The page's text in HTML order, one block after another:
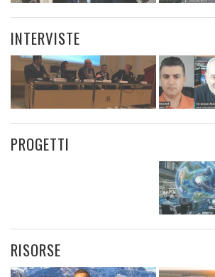
INTERVISTE
PROGETTI
RISORSE